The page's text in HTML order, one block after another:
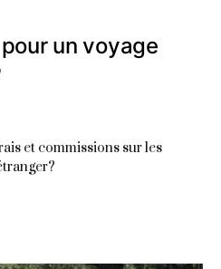
un voyage
et commissions sur les